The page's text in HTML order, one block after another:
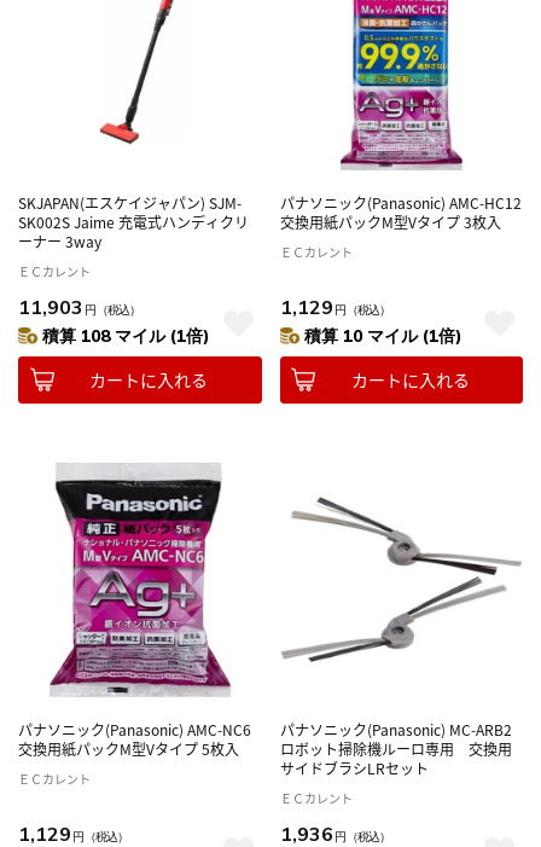
SKJAPAN(エスケイジャパン) SJM-
SK002S Jaime 充電式ハンディクリ
ーナー 3way
ＥＣカレント
11,903 円 （税込）
積算 108 マイル (1倍)
カートに入れる
パナソニック(Panasonic) AMC-HC12
交換用紙パックM型Vタイプ 3枚入
ＥＣカレント
1,129 円 （税込）
積算 10 マイル (1倍)
カートに入れる
パナソニック(Panasonic) AMC-NC6
交換用紙パックM型Vタイプ 5枚入
ＥＣカレント
1,129 円 （税込）
パナソニック(Panasonic) MC-ARB2
ロボット掃除機ルーロ専用 交換用
サイドブラシLRセット
ＥＣカレント
1,936 円 （税込）